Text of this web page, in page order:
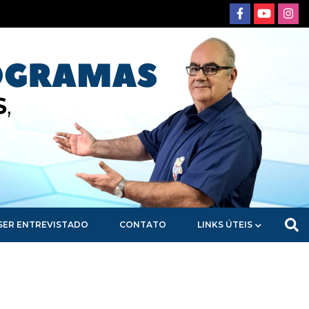
ENTREVISTADO CONTATO LINKS ÚTEIS